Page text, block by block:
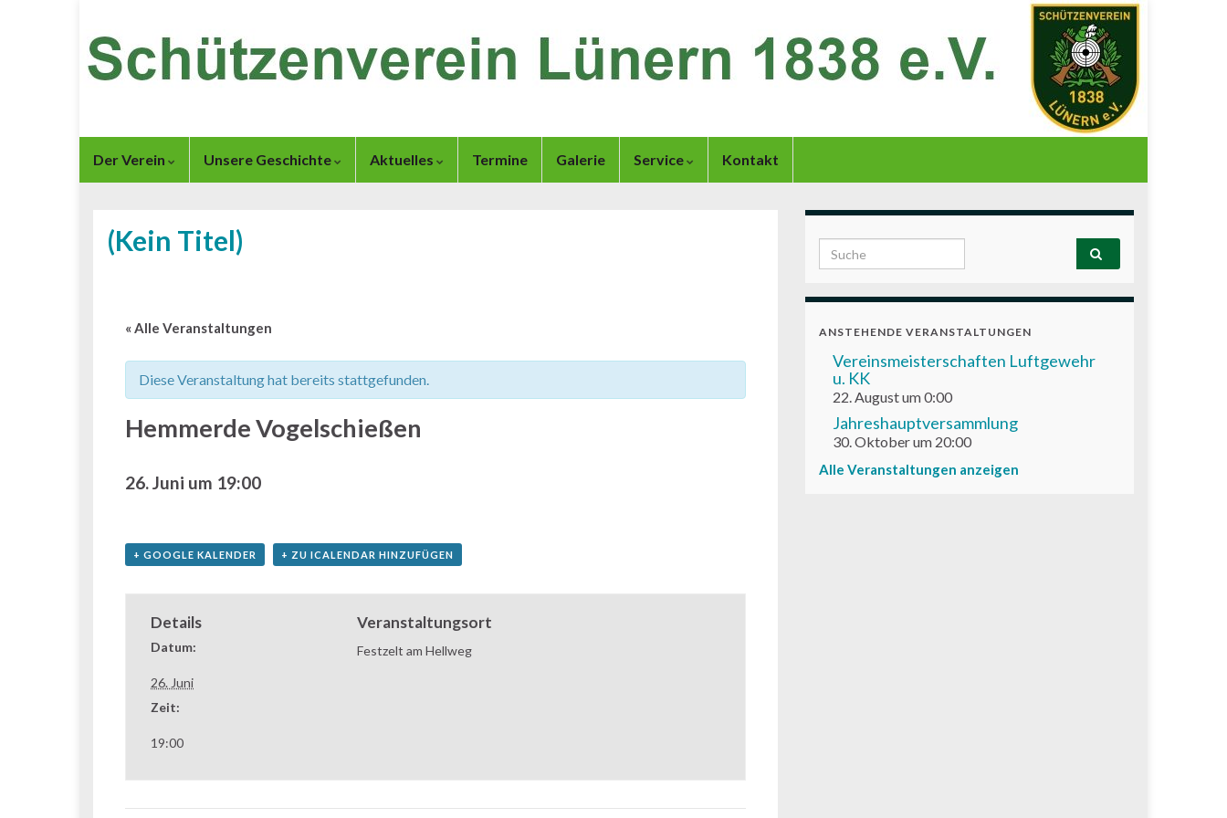
Der Verein Unsere Geschichte Aktuelles Termine Galerie Service Kontakt
(Kein Titel)
« Alle Veranstaltungen
Diese Veranstaltung hat bereits stattgefunden.
Hemmerde Vogelschießen
26. Juni um 19:00
+ GOOGLE KALENDER + ZU ICALENDAR HINZUFÜGEN
Details
Datum:
26. Juni
Zeit:
19:00
Veranstaltungsort
Festzelt am Hellweg
Search for:
ANSTEHENDE VERANSTALTUNGEN
Vereinsmeisterschaften Luftgewehr
u. KK
22. August um 0:00
Jahreshauptversammlung
30. Oktober um 20:00
Alle Veranstaltungen anzeigen